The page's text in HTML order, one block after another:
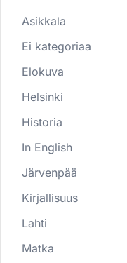
Asikkala
Ei kategoriaa
Elokuva
Helsinki
Historia
In English
Järvenpää
Kirjallisuus
Lahti
Matka